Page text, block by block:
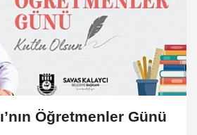
Öğretmenler Günü